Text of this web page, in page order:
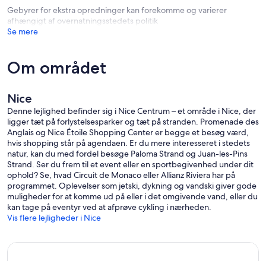
Gebyrer for ekstra opredninger kan forekomme og varierer
afhængigt af overnatningsstedets politik
Se mere
Om området
Nice
Denne lejlighed befinder sig i Nice Centrum – et område i Nice, der
ligger tæt på forlystelsesparker og tæt på stranden. Promenade des
Anglais og Nice Étoile Shopping Center er begge et besøg værd,
hvis shopping står på agendaen. Er du mere interesseret i stedets
natur, kan du med fordel besøge Paloma Strand og Juan-les-Pins
Strand. Ser du frem til et event eller en sportbegivenhed under dit
ophold? Se, hvad Circuit de Monaco eller Allianz Riviera har på
programmet. Oplevelser som jetski, dykning og vandski giver gode
muligheder for at komme ud på eller i det omgivende vand, eller du
kan tage på eventyr ved at afprøve cykling i nærheden.
Vis flere lejligheder i Nice